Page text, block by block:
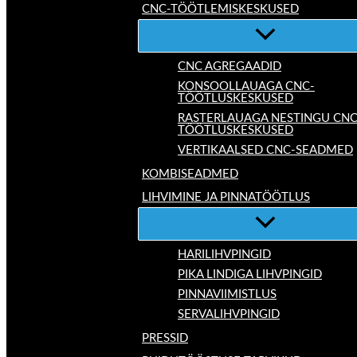
CNC-TÖÖTLEMISKESKUSED
CNC AGREGAADID
KONSOOLLAUAGA CNC-
TÖÖTLUSKESKUSED
RASTERLAUAGA NESTINGU
TÖÖTLUSKESKUSED
VERTIKAALSED CNC-SEADMED
KOMBISEADMED
LIHVIMINE JA PINNATÖÖTLUS
HARILIHVPINGID
PIKA LINDIGA LIHVPINGID
PINNAVIIMISTLUS
SERVALIHVPINGID
PRESSID